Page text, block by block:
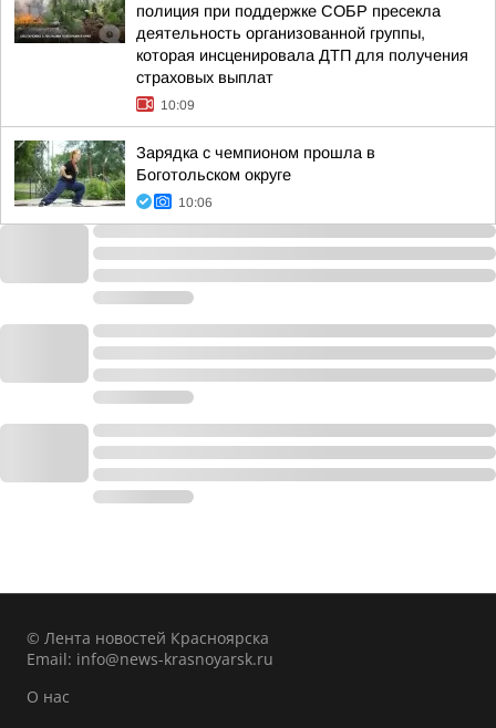
полиция при поддержке СОБР пресекла
деятельность организованной группы,
которая инсценировала ДТП для получения
страховых выплат
10:09
Зарядка с чемпионом прошла в
Боготольском округе
10:06
© Лента новостей Красноярска
Email: info@news-krasnoyarsk.ru
О нас